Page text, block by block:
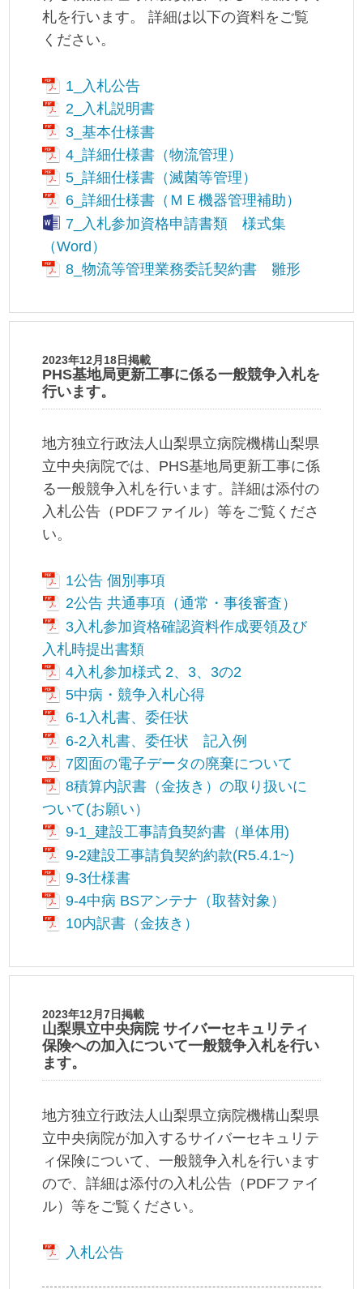
札を行います。 詳細は以下の資料をご覧
ください。
1_入札公告
2_入札説明書
3_基本仕様書
4_詳細仕様書（物流管理）
5_詳細仕様書（滅菌等管理）
6_詳細仕様書（ＭＥ機器管理補助）
7_入札参加資格申請書類 様式集
（Word）
8_物流等管理業務委託契約書 雛形
2023年12月18日掲載
PHS基地局更新工事に係る一般競争入札を
行います。
地方独立行政法人山梨県立病院機構山梨県
立中央病院では、PHS基地局更新工事に係
る一般競争入札を行います。詳細は添付の
入札公告（PDFファイル）等をご覧くださ
い。
1公告 個別事項
2公告 共通事項（通常・事後審査）
3入札参加資格確認資料作成要領及び
入札時提出書類
4入札参加様式 2、3、3の2
5中病・競争入札心得
6-1入札書、委任状
6-2入札書、委任状 記入例
7図面の電子データの廃棄について
8積算内訳書（金抜き）の取り扱いに
ついて(お願い）
9-1_建設工事請負契約書（単体用)
9-2建設工事請負契約約款(R5.4.1~)
9-3仕様書
9-4中病 BSアンテナ（取替対象）
10内訳書（金抜き）
2023年12月7日掲載
山梨県立中央病院 サイバーセキュリティ
保険への加入について一般競争入札を行い
ます。
地方独立行政法人山梨県立病院機構山梨県
立中央病院が加入するサイバーセキュリテ
ィ保険について、一般競争入札を行います
ので、詳細は添付の入札公告（PDFファイ
ル）等をご覧ください。
入札公告